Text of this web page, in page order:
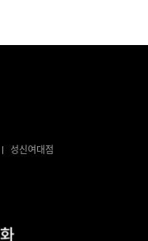
성신여대점